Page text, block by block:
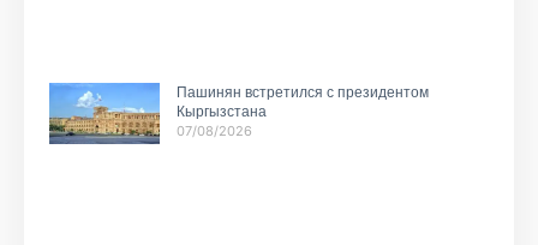
Пашинян встретился с президентом
Кыргызстана
07/08/2026